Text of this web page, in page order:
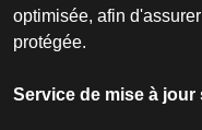
optimisée, afin
protégée.
Service de mise à